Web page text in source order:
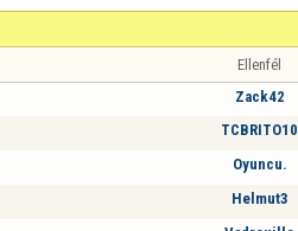
Ellenfél
Zack42
TCBRITO10
Oyuncu.
Helmut3